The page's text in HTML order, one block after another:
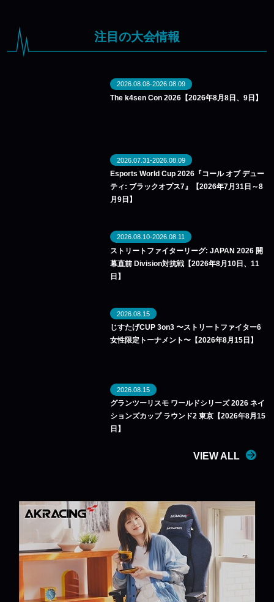
注目の大会情報
2026.08.08-2026.08.09
The k4sen Con 2026【2026年8月8日、9日】
2026.07.31-2026.08.09
Esports World Cup 2026『コール オブ デュー
ティ: ブラックオプス7』【2026年7月31日～8
月9日】
2026.08.10-2026.08.11
ストリートファイターリーグ: JAPAN 2026 開
幕直前 Division対抗戦【2026年8月10日、11
日】
2026.08.15
じすたげCUP 3on3 〜ストリートファイター6
女性限定トーナメント〜【2026年8月15日】
2026.08.15
グランツーリスモ ワールドシリーズ 2026 ネイ
ションズカップ ラウンド2 東京【2026年8月15
日】
VIEW ALL